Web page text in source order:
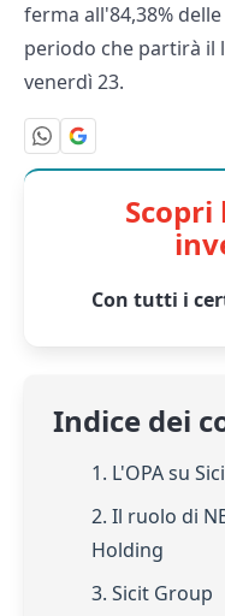
ferma all'84,38%
periodo che partirà il
venerdì 23.
Scopri
Con tutti i
Indice dei
1. L'OPA su
2. Il ruolo di
Holding
3. Sicit Group